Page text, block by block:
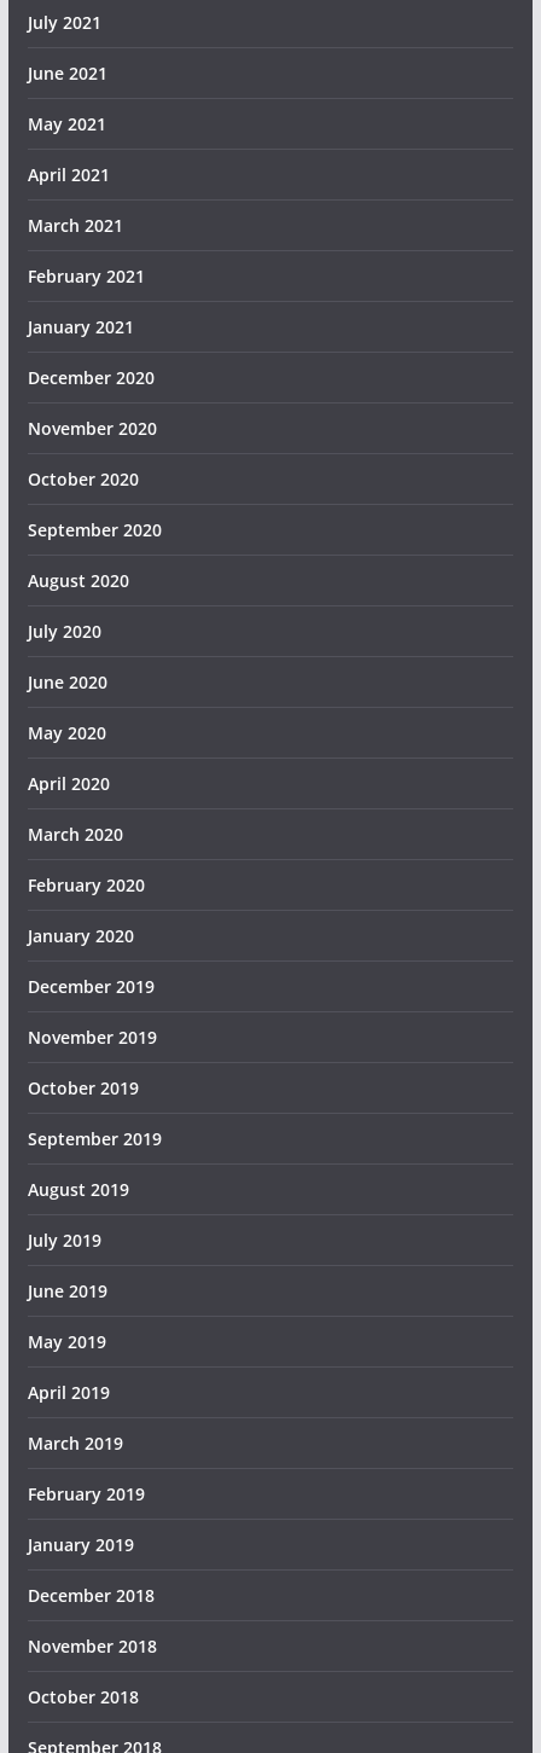
July 2021
June 2021
May 2021
April 2021
March 2021
February 2021
January 2021
December 2020
November 2020
October 2020
September 2020
August 2020
July 2020
June 2020
May 2020
April 2020
March 2020
February 2020
January 2020
December 2019
November 2019
October 2019
September 2019
August 2019
July 2019
June 2019
May 2019
April 2019
March 2019
February 2019
January 2019
December 2018
November 2018
October 2018
September 2018